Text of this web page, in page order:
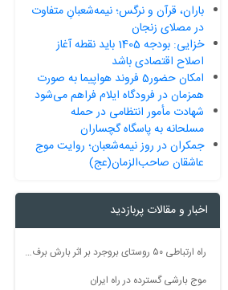
باران، قرآن و نرگس؛ نیمه‌شعبانِ متفاوت
در مصلای زنجان
خزایی: بودجه 1405 باید نقطه آغاز
اصلاح اقتصادی باشد
امکان حضور5 فروند هواپیما به صورت
همزمان در فرودگاه ایلام فراهم می‌شود
شهادت مأمور انتظامی در حمله
مسلحانه به پاسگاه گچساران
جمکران در روز نیمه‌شعبان؛ روایت موج
عاشقان صاحب‌الزمان(عج)
اخبار و مقالات پربازدید
راه ارتباطی ۵۰ روستای بروجرد بر اثر بارش برف مسدود شد
موج بارشی گسترده در راه ایران